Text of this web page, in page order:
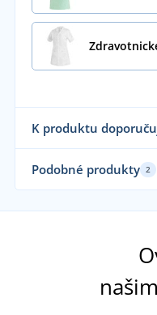
K produktu
Podobné produkty 2